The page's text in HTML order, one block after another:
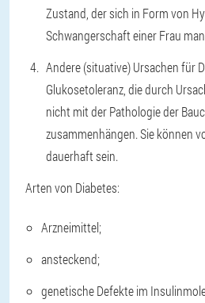
Zustand, der sich in Form von
Schwangerschaft einer Frau
Andere (situative) Ursachen für
Glukosetoleranz, die durch
nicht mit der Pathologie der
zusammenhängen. Sie können
dauerhaft sein.
Arten von Diabetes:
Arzneimittel;
ansteckend;
genetische Defekte im